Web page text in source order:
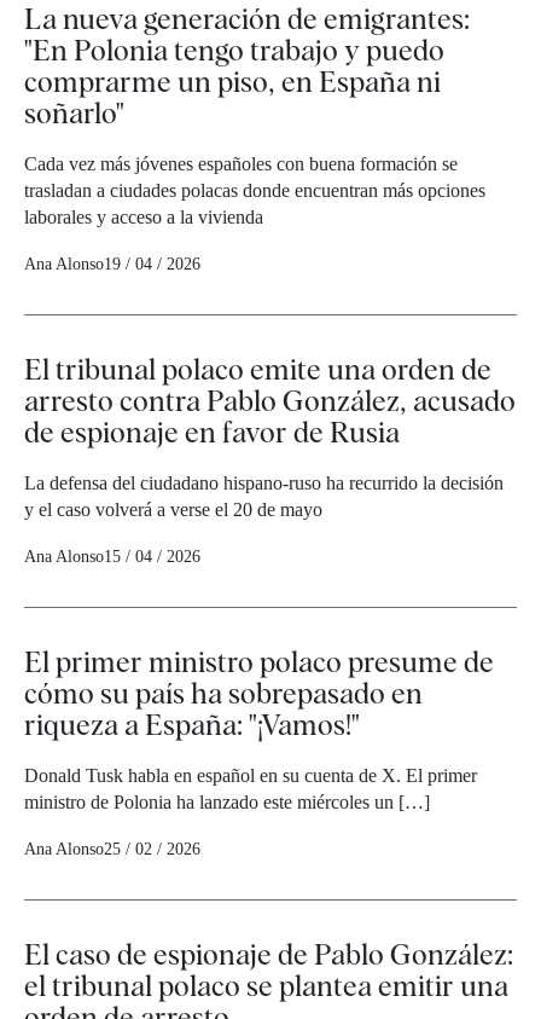
La nueva generación de emigrantes:
"En Polonia tengo trabajo y puedo
comprarme un piso, en España ni
soñarlo"
Cada vez más jóvenes españoles con buena formación se
trasladan a ciudades polacas donde encuentran más opciones
laborales y acceso a la vivienda
Ana Alonso19 / 04 / 2026
El tribunal polaco emite una orden de
arresto contra Pablo González, acusado
de espionaje en favor de Rusia
La defensa del ciudadano hispano-ruso ha recurrido la decisión
y el caso volverá a verse el 20 de mayo
Ana Alonso15 / 04 / 2026
El primer ministro polaco presume de
cómo su país ha sobrepasado en
riqueza a España: "¡Vamos!"
Donald Tusk habla en español en su cuenta de X. El primer
ministro de Polonia ha lanzado este miércoles un […]
Ana Alonso25 / 02 / 2026
El caso de espionaje de Pablo González:
el tribunal polaco se plantea emitir una